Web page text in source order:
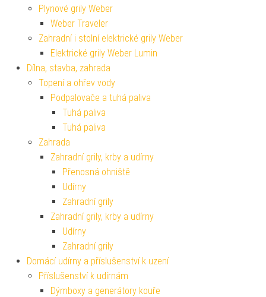
Plynové grily Weber
Weber Traveler
Zahradní i stolní elektrické grily Weber
Elektrické grily Weber Lumin
Dílna, stavba, zahrada
Topení a ohřev vody
Podpalovače a tuhá paliva
Tuhá paliva
Tuhá paliva
Zahrada
Zahradní grily, krby a udírny
Přenosná ohniště
Udírny
Zahradní grily
Zahradní grily, krby a udírny
Udírny
Zahradní grily
Domácí udírny a příslušenství k uzení
Příslušenství k udírnám
Dýmboxy a generátory kouře